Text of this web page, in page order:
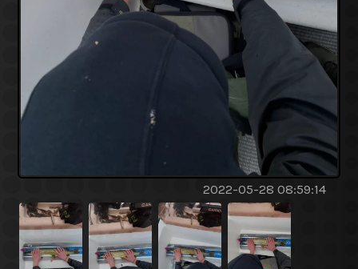
2022-05-28 08:59:14